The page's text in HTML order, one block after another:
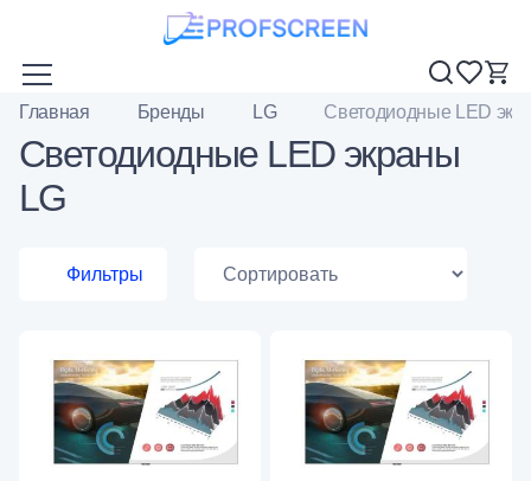
Главная Бренды LG Светодиодные LED
Светодиодные LED экраны
LG
Фильтры